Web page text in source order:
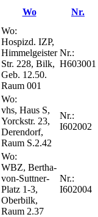
Wo Nr.
Wo:
Hospizd. IZP,
Himmelgeister
Str. 228, Bilk,
Geb. 12.50.
Raum 001
Nr.:
H603001
Wo:
vhs, Haus S,
Yorckstr. 23,
Derendorf,
Raum S.2.42
Nr.:
I602002
Wo:
WBZ, Bertha-
von-Suttner-
Platz 1-3,
Oberbilk,
Raum 2.37
Nr.:
I602004